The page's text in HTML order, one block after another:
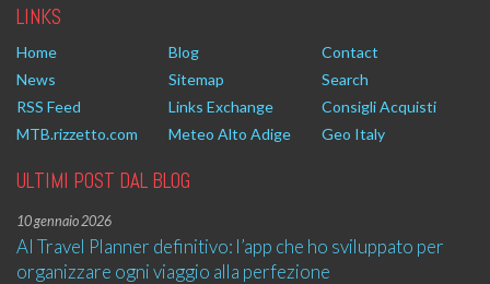
LINKS
Home Blog
Contact
News
Sitemap
Search
RSS Feed
Links Exchange
Consigli Acquisti
MTB.rizzetto.com
Meteo Alto Adige Geo Italy
ULTIMI POST DAL BLOG
10 gennaio 2026
AI Travel Planner definitivo: l’app che ho sviluppato per
organizzare ogni viaggio alla perfezione